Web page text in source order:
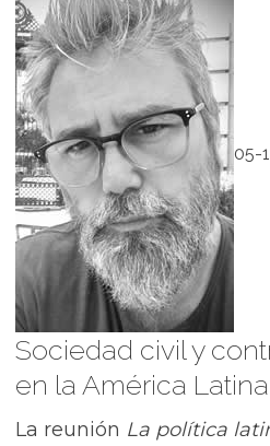
05-
Sociedad civil y
en la América
La reunión La política